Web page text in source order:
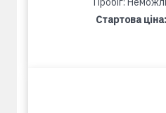
Стартова ціна: